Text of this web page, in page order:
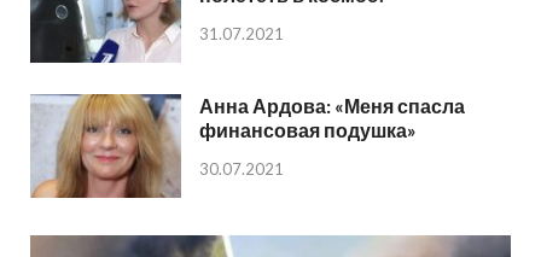
31.07.2021
Анна Ардова: «Меня спасла
финансовая подушка»
30.07.2021